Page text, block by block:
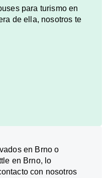
para turismo en
de ella, nosotros te
en Brno o
en Brno, lo
con nosotros